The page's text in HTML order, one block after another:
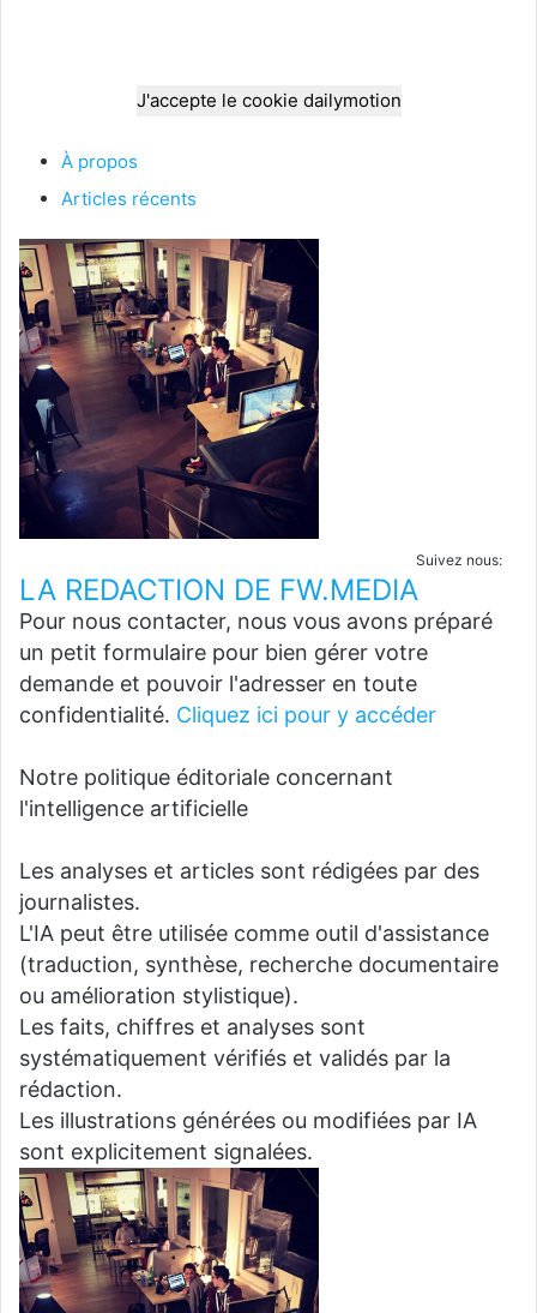
J'accepte le cookie dailymotion
À propos
Articles récents
Suivez nous:
LA REDACTION DE FW.MEDIA
Pour nous contacter, nous vous avons préparé
un petit formulaire pour bien gérer votre
demande et pouvoir l'adresser en toute
confidentialité. Cliquez ici pour y accéder
Notre politique éditoriale concernant
l'intelligence artificielle
Les analyses et articles sont rédigées par des
journalistes.
L'IA peut être utilisée comme outil d'assistance
(traduction, synthèse, recherche documentaire
ou amélioration stylistique).
Les faits, chiffres et analyses sont
systématiquement vérifiés et validés par la
rédaction.
Les illustrations générées ou modifiées par IA
sont explicitement signalées.